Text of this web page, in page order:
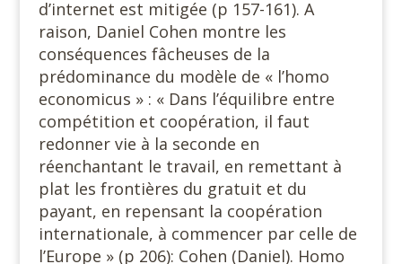
d’internet est mitigée (p 157-161). A
raison, Daniel Cohen montre les
conséquences fâcheuses de la
prédominance du modèle de « l’homo
economicus » : « Dans l’équilibre entre
compétition et coopération, il faut
redonner vie à la seconde en
réenchantant le travail, en remettant à
plat les frontières du gratuit et du
payant, en repensant la coopération
internationale, à commencer par celle de
l’Europe » (p 206): Cohen (Daniel). Homo